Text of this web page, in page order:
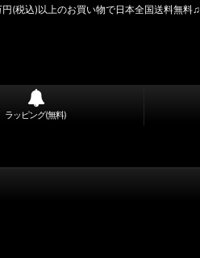
(税込)以上のお買い物で日本全国送料無料♫
ラッピング(無料)